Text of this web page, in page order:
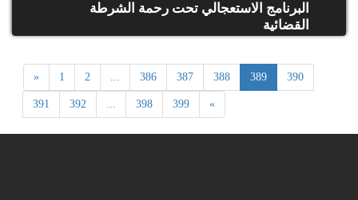
البرنامج الاستعجالي تحت رحمة الشرطة
القضائية
« 1 2 ... 386 387 388 389 390
391 392 ... 398 399 »